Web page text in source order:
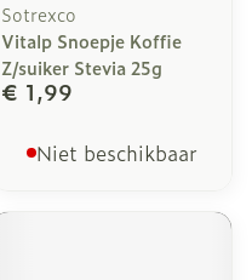
Sotrexco
Vitalp Snoepje Koffie
Z/suiker Stevia 25g
€ 1,99
Niet beschikbaar